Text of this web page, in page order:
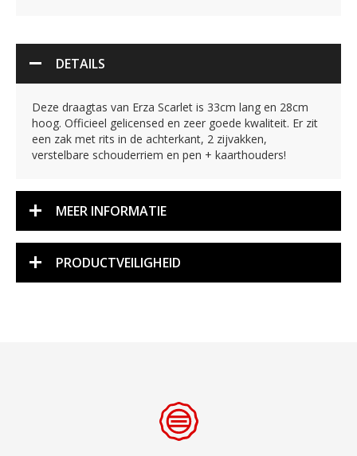
DETAILS
Deze draagtas van Erza Scarlet is 33cm lang en 28cm
hoog. Officieel gelicensed en zeer goede kwaliteit. Er zit
een zak met rits in de achterkant, 2 zijvakken,
verstelbare schouderriem en pen + kaarthouders!
MEER INFORMATIE
PRODUCTVEILIGHEID